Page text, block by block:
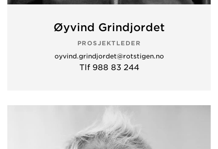
Øyvind Grindjordet
PROSJEKTLEDER
oyvind.grindjordet@rotstigen.no
Tlf 988 83 244